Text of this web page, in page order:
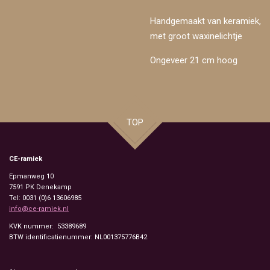
Handgemaakt van keramiek,
met groot waxinelichtje
Ongeveer 21 cm hoog
TOP
CE-ramiek
Epmanweg 10
7591 PK Denekamp
Tel: 0031 (0)6 13606985
info@ce-ramiek.nl
KVK nummer: 53389689
BTW identificatienummer: NL001375776B42